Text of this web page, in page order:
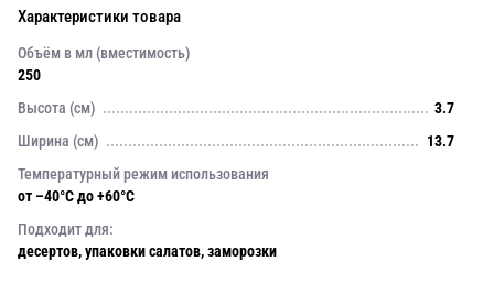
Характеристики товара
Объём в мл (вместимость)
250
Высота (см)
3.7
Ширина (см)
13.7
Температурный режим использования
от –40°C до +60°C
Подходит для:
десертов, упаковки салатов, заморозки